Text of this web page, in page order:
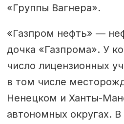
«Группы Вагнера».
«Газпром нефть» —
дочка «Газпрома». У
число лицензионных
в том числе
Ненецком и Ханты-
автономных округах.